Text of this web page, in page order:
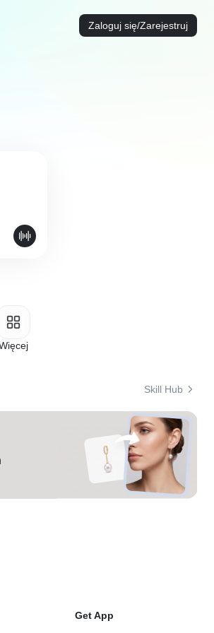
Zaloguj się/Zarejestruj
Skill Hub
Get App